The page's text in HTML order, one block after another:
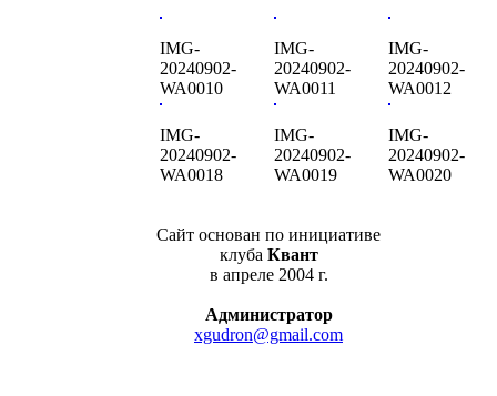
IMG-
20240902-
WA0010
IMG-
20240902-
WA0011
IMG-
20240902-
WA0012
IMG-
20240902-
WA0018
IMG-
20240902-
WA0019
IMG-
20240902-
WA0020
Сайт основан по инициативе
клуба Квант
в апреле 2004 г.
Администратор
xgudron@gmail.com